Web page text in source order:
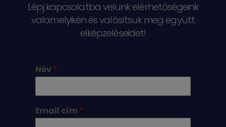
Lépj kapcsolatba velünk elérhetőségeink
valamelyikén és valósítsuk meg együtt
elképzeléseidet!
Név*
Email cím *